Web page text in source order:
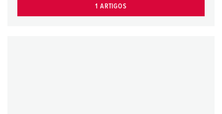
1 ARTIGOS